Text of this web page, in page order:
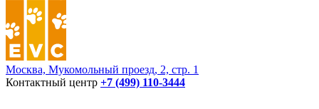
Москва, Мукомольный проезд, 2, стр. 1
Контактный центр +7 (499) 110-3444